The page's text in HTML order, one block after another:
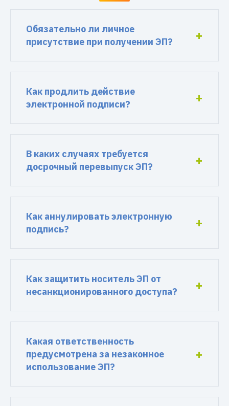
Обязательно ли личное
присутствие при получении ЭП?
Как продлить действие
электронной подписи?
В каких случаях требуется
досрочный перевыпуск ЭП?
Как аннулировать электронную
подпись?
Как защитить носитель ЭП от
несанкционированного доступа?
Какая ответственность
предусмотрена за незаконное
использование ЭП?